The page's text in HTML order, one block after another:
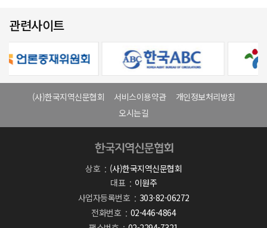
관련사이트
(사)한국지역신문협회 서비스이용약관
개인정보처리방침
오시는길
상호
(사)한국지역신문협회
대표
이원주
사업자등록번호
303-82-06272
전화번호
02-446-4864